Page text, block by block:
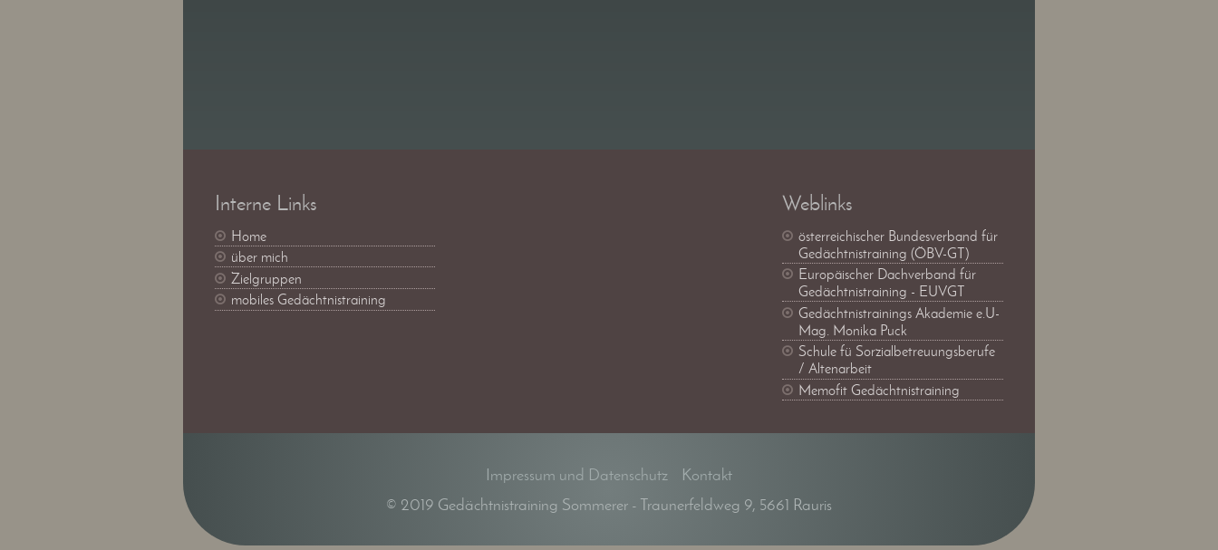
Interne Links
Home
über mich
Zielgruppen
mobiles Gedächtnistraining
Weblinks
österreichischer Bundesverband für
Gedächtnistraining (ÖBV-GT)
Europäischer Dachverband für
Gedächtnistraining - EUVGT
Gedächtnistrainings Akademie e.U-
Mag. Monika Puck
Schule fü Sorzialbetreuungsberufe
/ Altenarbeit
Memofit Gedächtnistraining
Impressum und Datenschutz
Kontakt
© 2019 Gedächtnistraining Sommerer - Traunerfeldweg 9, 5661 Rauris